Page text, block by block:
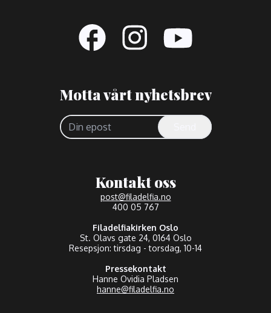
Motta vårt nyhetsbrev
Kontakt oss
post@filadelfia.no
400 05 767
Filadelfiakirken Oslo
St. Olavs gate 24, 0164 Oslo
Resepsjon: tirsdag - torsdag, 10-14
Pressekontakt
Hanne Ovidia Pladsen
hanne@filadelfia.no